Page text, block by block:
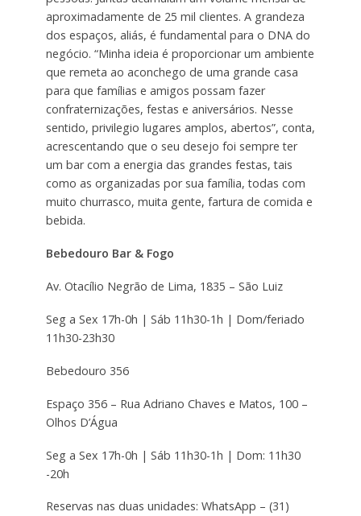
aproximadamente de 25 mil clientes. A grandeza
dos espaços, aliás, é fundamental para o DNA do
negócio. “Minha ideia é proporcionar um ambiente
que remeta ao aconchego de uma grande casa
para que famílias e amigos possam fazer
confraternizações, festas e aniversários. Nesse
sentido, privilegio lugares amplos, abertos”, conta,
acrescentando que o seu desejo foi sempre ter
um bar com a energia das grandes festas, tais
como as organizadas por sua família, todas com
muito churrasco, muita gente, fartura de comida e
bebida.
Bebedouro Bar & Fogo
Av. Otacílio Negrão de Lima, 1835 – São Luiz
Seg a Sex 17h-0h | Sáb 11h30-1h | Dom/feriado
11h30-23h30
Bebedouro 356
Espaço 356 – Rua Adriano Chaves e Matos, 100 –
Olhos D’Água
Seg a Sex 17h-0h | Sáb 11h30-1h | Dom: 11h30
-20h
Reservas nas duas unidades: WhatsApp – (31)